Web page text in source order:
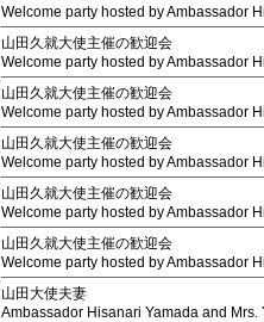
Welcome party hosted by Ambassador
山田久就大使主催の歓迎会
Welcome party hosted by Ambassador
山田久就大使主催の歓迎会
Welcome party hosted by Ambassador
山田久就大使主催の歓迎会
Welcome party hosted by Ambassador
山田久就大使主催の歓迎会
Welcome party hosted by Ambassador
山田久就大使主催の歓迎会
Welcome party hosted by Ambassador
山田大使夫妻
Ambassador Hisanari Yamada and Mrs.